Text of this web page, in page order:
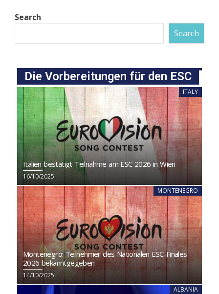
Search
Search
Die Vorbereitungen für den ESC
ITALY
Italien bestätigt Teilnahme am ESC 2026 in Wien
16/10/2025
MONTENEGRO
Montenegro: Teilnehmer des Nationalen ESC-Finales
2026 bekanntgegeben
14/10/2025
ALBANIA